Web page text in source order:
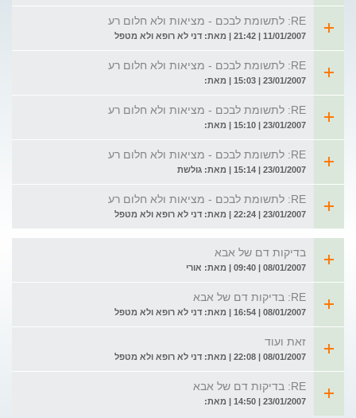
RE: לתשומת לבכם - מציאות ולא חלום רע
11/01/2007 | 21:42 | מאת: דני לא רופא ולא מטפל
RE: לתשומת לבכם - מציאות ולא חלום רע
23/01/2007 | 15:03 | מאת:
RE: לתשומת לבכם - מציאות ולא חלום רע
23/01/2007 | 15:10 | מאת:
RE: לתשומת לבכם - מציאות ולא חלום רע
23/01/2007 | 15:14 | מאת: גולשת
RE: לתשומת לבכם - מציאות ולא חלום רע
23/01/2007 | 22:24 | מאת: דני לא רופא ולא מטפל
בדיקות דם של אבא
08/01/2007 | 09:40 | מאת: אורי
RE: בדיקות דם של אבא
08/01/2007 | 16:54 | מאת: דני לא רופא ולא מטפל
זאת ועוד
08/01/2007 | 22:08 | מאת: דני לא רופא ולא מטפל
RE: בדיקות דם של אבא
23/01/2007 | 14:50 | מאת: